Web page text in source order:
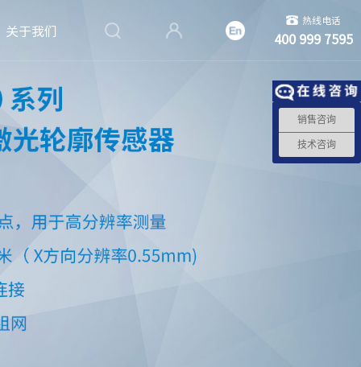
关于我们
热线电话
400 999 7595
销售咨询
技术咨询